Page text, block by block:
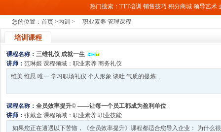
热门搜索： TTT培训 销售技巧 积分商城 领导艺术
您的位置： 首页 >内训 > 职业素养 管理课程
培训课程
课程名称： 三维礼仪 成就一生
讲师： 范琳姬 课程领域： 职业素养 商务礼仪
维美 惟思 唯一 学习职场礼仪 个人形象 谈吐 气质的提炼...
课程名称： 全员效率提升© ——让每一个员工都成为盈利单位
讲师： 张戴金 课程领域： 职业素养 职业技能
如果您正在遭遇以下苦恼，《全员效率提升》课程都适合您导入企业： 为什么